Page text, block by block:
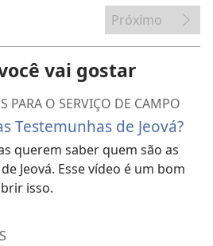
Próximo
vai gostar
PARA O SERVIÇO DE CAMPO
Testemunhas de Jeová?
querem saber quem são as
Jeová. Esse vídeo é um bom
isso.